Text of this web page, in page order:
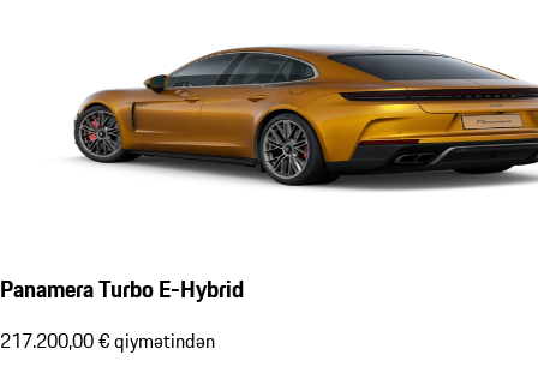
Panamera Turbo E-Hybrid
217.200,00 € qiymətindən